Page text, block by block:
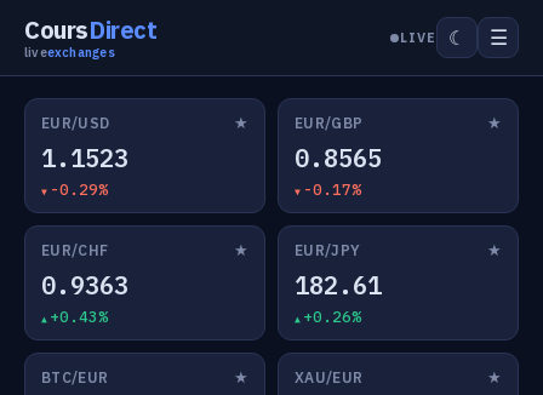
CoursDirect
liveexchanges
LIVE ☾ ☰
EUR/USD ★
1.1523
-0.29%
EUR/GBP ★
0.8565
-0.17%
EUR/CHF ★
0.9363
+0.43%
EUR/JPY ★
182.61
+0.26%
BTC/EUR ★ XAU/EUR ★